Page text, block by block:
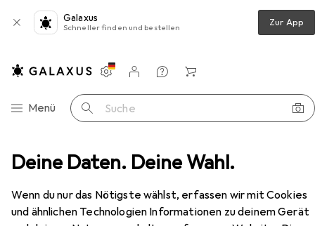
Deine Daten. Deine Wahl.
Wenn du nur das Nötigste wählst, erfassen wir mit Cookies
und ähnlichen Technologien Informationen zu deinem Gerät
Galaxus
Schneller finden und bestellen Zur App
Navigation nach Kategorien
Menü Suche
Einstellungen
Kundenkonto
Vergleichslisten
Merklisten
Warenkorb
Curve Toys Courage Heating G-Spot Massager